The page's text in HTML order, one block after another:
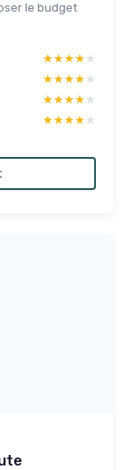
le budget
★★★★★
★★★★★
★★★★★
★★★★★
★★★★★
★★★★★
★★★★★
★★★★★